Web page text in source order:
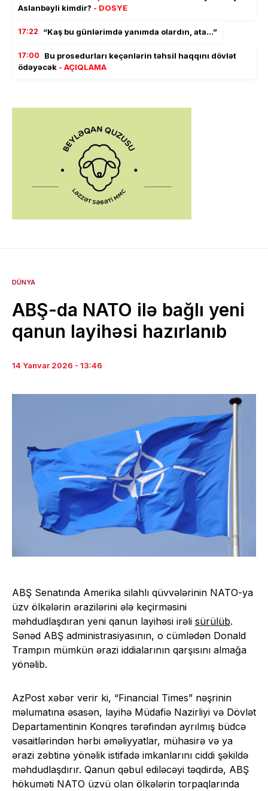
Aslanbəyli kimdir? - DOSYE
17:22 “Kaş bu günlərimdə yanımda olardın, ata…”
17:00
Bu prosedurları keçənlərin təhsil haqqını dövlət
ödəyəcək - AÇIQLAMA
DÜNYA
ABŞ-da NATO ilə bağlı yeni
qanun layihəsi hazırlanıb
14 Yanvar 2026 - 13:46
ABŞ Senatında Amerika silahlı qüvvələrinin NATO-ya
üzv ölkələrin ərazilərini ələ keçirməsini
məhdudlaşdıran yeni qanun layihəsi irəli sürülüb.
Sənəd ABŞ administrasiyasının, o cümlədən Donald
Trampın mümkün ərazi iddialarının qarşısını almağa
yönəlib.
AzPost xəbər verir ki, “Financial Times” nəşrinin
məlumatına əsasən, layihə Müdafiə Nazirliyi və Dövlət
Departamentinin Konqres tərəfindən ayrılmış büdcə
vəsaitlərindən hərbi əməliyyatlar, mühasirə və ya
ərazi zəbtinə yönəlik istifadə imkanlarını ciddi şəkildə
məhdudlaşdırır. Qanun qəbul ediləcəyi təqdirdə, ABŞ
hökuməti NATO üzvü olan ölkələrin torpaqlarında